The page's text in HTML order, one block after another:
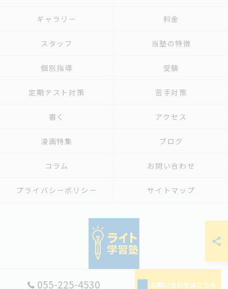
055-225-4530 お問い合わせはこちら
ギャラリー 料金
スタッフ 当塾の特徴
個別指導 受験
定期テスト対策 苦手対策
書く アクセス
漫画特集 ブログ
コラム お問い合わせ
プライバシーポリシー サイトマップ